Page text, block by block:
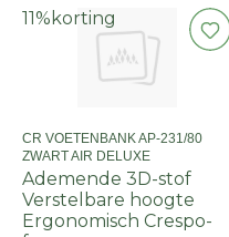
11% korting
CR VOETENBANK AP-231/80
ZWART AIR DELUXE
Ademende 3D-stof
Verstelbare hoogte
Ergonomisch Crespo-